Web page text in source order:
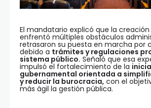
El mandatario explicó que la
enfrentó múltiples obstáculos
retrasaron su puesta en marcha por
debido a trámites y regulaciones
sistema público. Señaló que esa
impulsó el fortalecimiento de la
gubernamental orientada a
y reducir la burocracia, con el
más ágil la gestión pública.